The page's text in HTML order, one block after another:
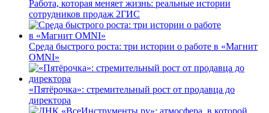
Работа, которая меняет жизнь: реальные истории
сотрудников продаж 2ГИС
Среда быстрого роста: три истории о работе в «Магнит
OMNI»
«Пятёрочка»: стремительный рост от продавца до
директора